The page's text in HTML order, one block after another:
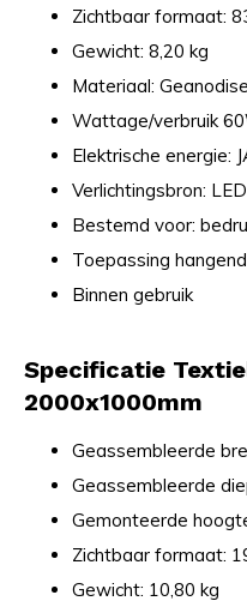
Zichtbaar formaat:
Gewicht: 8,20 kg
Materiaal:
Wattage/verbruik
Elektrische energie:
Verlichtingsbron:
Bestemd voor:
Toepassing hangend
Binnen gebruik
Specificatie
2000x1000mm
Geassembleerde
Geassembleerde
Gemonteerde
Zichtbaar formaat:
Gewicht: 10,80 kg